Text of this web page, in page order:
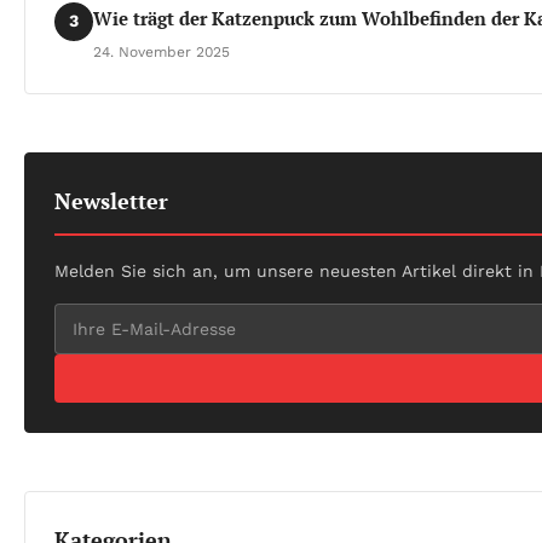
3 Wie trägt der Katzenpuck zum Wohlbefinden der
24. November 2025
Newsletter
Melden Sie sich an, um unsere neuesten Artikel direkt